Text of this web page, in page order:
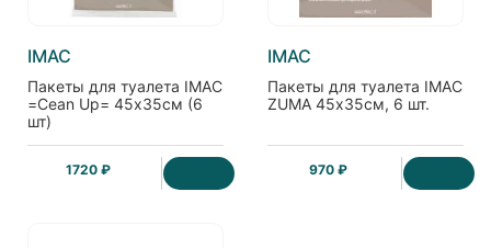
IMAC
Пакеты для туалета IMAC
=Cean Up= 45х35см (6
шт)
1720 ₽
IMAC
Пакеты для туалета IMAC
ZUMA 45х35см, 6 шт.
970 ₽